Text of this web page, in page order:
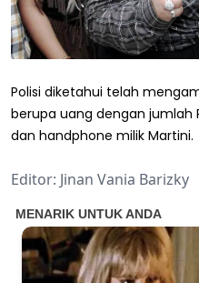
Polisi diketahui telah
berupa uang dengan jumlah
dan handphone milik Martini.
Editor: Jinan Vania Barizky